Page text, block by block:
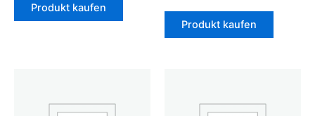
Produkt kaufen
Produkt kaufen